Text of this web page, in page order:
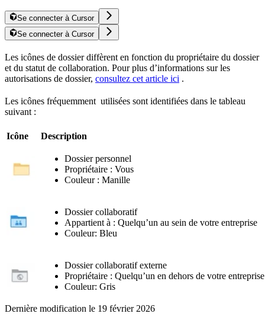
Se connecter à Cursor
Se connecter à Cursor
Les icônes de dossier diffèrent en fonction du propriétaire du dossier
et du statut de collaboration. Pour plus d’informations sur les
autorisations de dossier, consultez cet article ici .
Les icônes fréquemment utilisées sont identifiées dans le tableau
suivant :
Icône Description
Dossier personnel
Propriétaire : Vous
Couleur : Manille
Dossier collaboratif
Appartient à : Quelqu’un au sein de votre entreprise
Couleur: Bleu
Dossier collaboratif externe
Propriétaire : Quelqu’un en dehors de votre entreprise
Couleur: Gris
Dernière modification le 19 février 2026